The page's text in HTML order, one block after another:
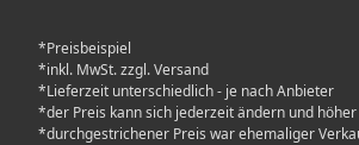
*Preisbeispiel
*inkl. MwSt. zzgl. Versand
*Lieferzeit unterschiedlich - je nach Anbieter
*der Preis kann sich jederzeit ändern und
*durchgestrichener Preis war ehemaliger